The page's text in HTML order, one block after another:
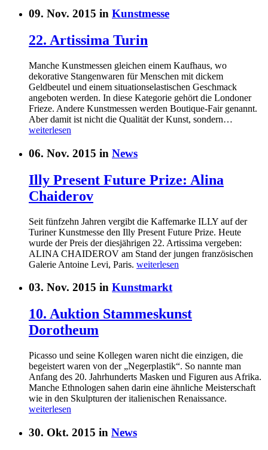
09. Nov. 2015 in Kunstmesse
22. Artissima Turin
Manche Kunstmessen gleichen einem Kaufhaus, wo
dekorative Stangenwaren für Menschen mit dickem
Geldbeutel und einem situationselastischen Geschmack
angeboten werden. In diese Kategorie gehört die Londoner
Frieze. Andere Kunstmessen werden Boutique-Fair genannt.
Aber damit ist nicht die Qualität der Kunst, sondern…
weiterlesen
06. Nov. 2015 in News
Illy Present Future Prize: Alina
Chaiderov
Seit fünfzehn Jahren vergibt die Kaffemarke ILLY auf der
Turiner Kunstmesse den Illy Present Future Prize. Heute
wurde der Preis der diesjährigen 22. Artissima vergeben:
ALINA CHAIDEROV am Stand der jungen französischen
Galerie Antoine Levi, Paris. weiterlesen
03. Nov. 2015 in Kunstmarkt
10. Auktion Stammeskunst
Dorotheum
Picasso und seine Kollegen waren nicht die einzigen, die
begeistert waren von der „Negerplastik“. So nannte man
Anfang des 20. Jahrhunderts Masken und Figuren aus Afrika.
Manche Ethnologen sahen darin eine ähnliche Meisterschaft
wie in den Skulpturen der italienischen Renaissance.
weiterlesen
30. Okt. 2015 in News